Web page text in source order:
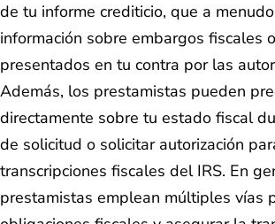
de tu informe crediticio, que a
información sobre embargos fiscales
presentados en tu contra por las
Además, los prestamistas pueden
directamente sobre tu estado fiscal
de solicitud o solicitar autorización
transcripciones fiscales del IRS. En
prestamistas emplean múltiples vías